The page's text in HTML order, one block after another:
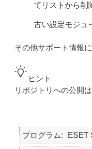
てリストから削
古い設定モジュ
その他サポート情報
ヒント
リポジトリへの公開
プログラム ESET